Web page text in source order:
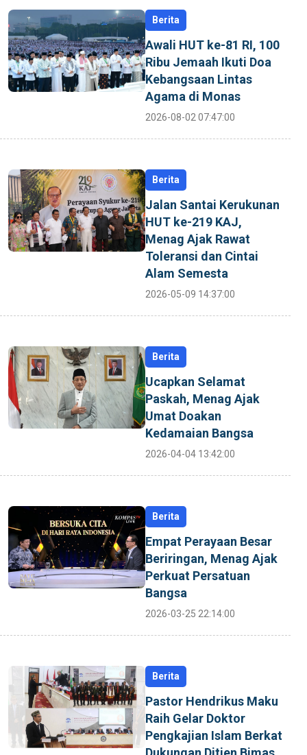
Berita
Awali HUT ke-81 RI, 100
Ribu Jemaah Ikuti Doa
Kebangsaan Lintas
Agama di Monas
2026-08-02 07:47:00
Berita
Jalan Santai Kerukunan
HUT ke-219 KAJ,
Menag Ajak Rawat
Toleransi dan Cintai
Alam Semesta
2026-05-09 14:37:00
Berita
Ucapkan Selamat
Paskah, Menag Ajak
Umat Doakan
Kedamaian Bangsa
2026-04-04 13:42:00
Berita
Empat Perayaan Besar
Beriringan, Menag Ajak
Perkuat Persatuan
Bangsa
2026-03-25 22:14:00
Berita
Pastor Hendrikus Maku
Raih Gelar Doktor
Pengkajian Islam Berkat